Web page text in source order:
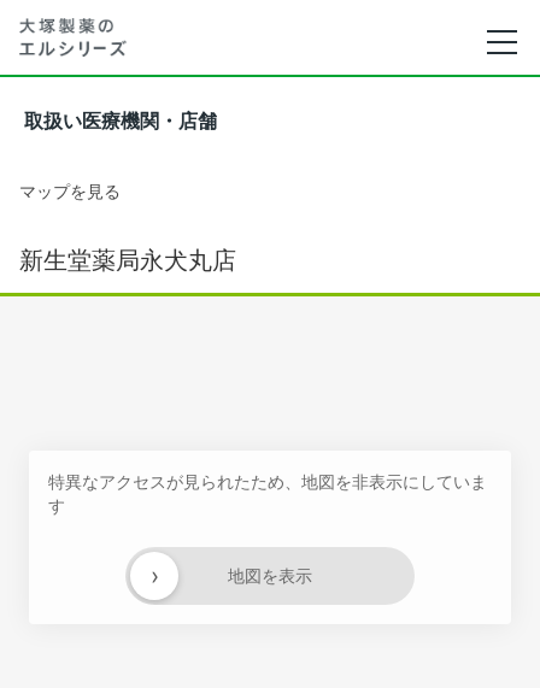
取扱い医療機関・店舗
マップを見る
新生堂薬局永犬丸店
特異なアクセスが見られたため、地図を非表示にしていま
す
地図を表示
›